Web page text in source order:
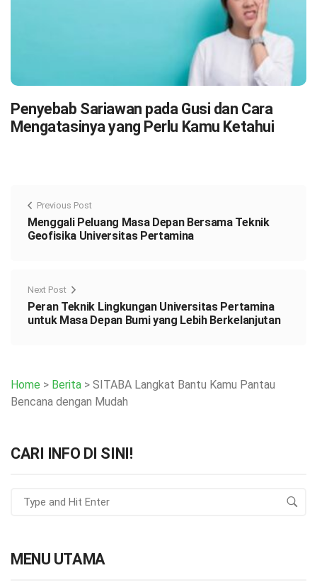
Penyebab Sariawan pada Gusi dan Cara
Mengatasinya yang Perlu Kamu Ketahui
Previous Post
Menggali Peluang Masa Depan Bersama Teknik
Geofisika Universitas Pertamina
Next Post
Peran Teknik Lingkungan Universitas Pertamina
untuk Masa Depan Bumi yang Lebih Berkelanjutan
Home > Berita > SITABA Langkat Bantu Kamu Pantau
Bencana dengan Mudah
CARI INFO DI SINI!
MENU UTAMA